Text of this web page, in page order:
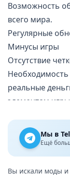
Возможность
всего мира.
Регулярные
Минусы игры
Отсутствие
Необходимость
реальные
элементам игры.
загрузкой или
Еще несколько
Социальное
множество
Мы в
Ещё
Вы искали моды и